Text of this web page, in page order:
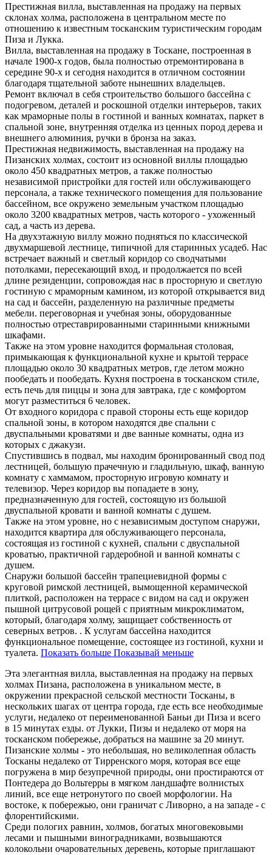
Престижная вилла, выставленная на продажу на первых
склонах холма, расположена в центральном месте по
отношению к известным тосканским туристическим городам
Пиза и Лукка.
Вилла, выставленная на продажу в Тоскане, построенная в
начале 1900-х годов, была полностью отремонтирована в
середине 90-х и сегодня находится в отличном состоянии
благодаря тщательной заботе нынешних владельцев.
Ремонт включал в себя строительство большого бассейна с
подогревом, деталей и роскошной отделки интерьеров, таких
как мраморные полы в гостиной и ванных комнатах, паркет в
спальной зоне, внутренняя отделка из ценных пород дерева и
внешнего алюминия, ручки в бронза на заказ.
Престижная недвижимость, выставленная на продажу на
Пизанских холмах, состоит из основной виллы площадью
около 450 квадратных метров, а также полностью
независимой пристройки для гостей или обслуживающего
персонала, а также технического помещения для пользование
бассейном, все окружено земельным участком площадью
около 3200 квадратных метров, часть которого - ухоженный
сад, а часть из дерева.
На двухэтажную виллу можно подняться по классической
двухмаршевой лестнице, типичной для старинных усадеб. Нас
встречает важный и светлый коридор со сводчатыми
потолками, пересекающий вход, и продолжается по всей
длине резиденции, сопровождая нас в просторную и светлую
гостиную с мраморным камином, из которой открывается вид
на сад и бассейн, разделенную на различные предметы
мебели. переговорная и учебная зоны, оборудованные
полностью отреставрированными старинными книжными
шкафами.
Также на этом уровне находится формальная столовая,
примыкающая к функциональной кухне и крытой террасе
площадью около 30 квадратных метров, где летом можно
пообедать и пообедать. Кухня построена в тосканском стиле,
есть печь для пиццы и зона для завтрака, где с комфортом
могут разместиться 6 человек.
От входного коридора с правой стороны есть еще коридор
спальной зоны, в котором находятся две спальни с
двуспальными кроватями и две ванные комнаты, одна из
которых с джакузи.
Спустившись в подвал, мы находим бронированный свод под
лестницей, большую прачечную и гладильную, шкаф, ванную
комнату с хаммамом, просторную игровую комнату и
телевизор. Через коридор вы попадаете в зону,
предназначенную для гостей, состоящую из большой
двуспальной кровати и ванной комнаты с душем.
Также на этом уровне, но с независимым доступом снаружи,
находится квартира для обслуживающего персонала,
состоящая из гостиной с кухней, спальни с двуспальной
кроватью, практичной гардеробной и ванной комнаты с
душем.
Снаружи большой бассейн трапециевидной формы с
круговой римской лестницей, вымощенной керамической
плиткой, расположен на террасе с видом на сад и окружен
пышной цитрусовой рощей с приятным микроклиматом,
который, благодаря холму, защищает собственность от
северных ветров. . К услугам бассейна находится
функциональное помещение, состоящее из гостиной, кухни и
туалета. Показать больше Показывай меньше
Эта элегантная вилла, выставленная на продажу на первых
холмах Пизана, расположена в уникальном месте, в
окружении прекрасной сельской местности Тосканы, в
нескольких шагах от центра города, где есть все необходимые
услуги, недалеко от переименованной Баньи ди Пиза и всего
в 15 минутах езды. от Лукки, Пизы и недалеко от моря на
тосканском побережье, добраться на машине за 20 минут.
Пизанские холмы - это небольшая, но великолепная область
Тосканы недалеко от Тирренского моря, которая все еще
погружена в мир безупречной природы, они простираются от
Понтедера до Вольтерры в мягком ландшафте волнистых
линий, все еще нетронутого по своей морфологии. На
востоке, к побережью, они граничат с Ливорно, а на западе - с
флорентийскими.
Среди пологих равнин, холмов, богатых многовековыми
лесами и пышными виноградниками, возвышаются
колокольни очаровательных деревень, которые приглашают